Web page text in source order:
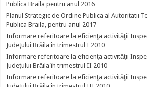
Publica Braila pentru anul 2016
Planul Strategic de Ordine Publica al Autoritatii
Publica Braila, pentru anul 2017
Informare referitoare la eficienţa activităţii
Judeţului Brăila în trimestrul I 2010
Informare referitoare la eficienţa activităţii
Judeţului Brăila în trimestrul II 2010
Informare referitoare la eficienţa activităţii